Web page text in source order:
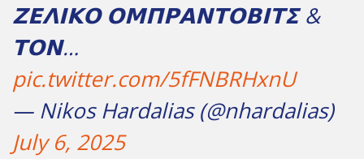
𝝛𝝚𝝠𝝞𝝟𝝤 𝝤𝝡𝝥𝝦𝝖𝝢𝝩𝝤𝝗𝝞𝝩𝝨 &
𝝩𝝤𝝢…
pic.twitter.com/5fFNBRHxnU
— Nikos Hardalias (@nhardalias)
July 6, 2025